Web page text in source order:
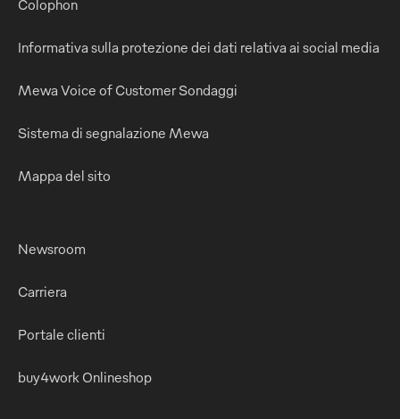
Colophon
Informativa sulla protezione dei dati relativa ai social media
Mewa Voice of Customer Sondaggi
Sistema di segnalazione Mewa
Mappa del sito
Newsroom
Carriera
Portale clienti
buy4work Onlineshop